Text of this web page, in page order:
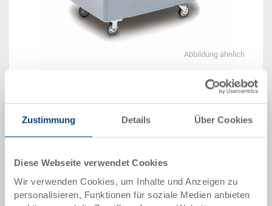
Zustimmung Details Über Cookies
Diese Webseite verwendet Cookies
Wir verwenden Cookies, um Inhalte und Anzeigen zu
personalisieren, Funktionen für soziale Medien anbieten
Abbildung ähnlich
Das Produkt kann nicht online bestellt werden:
ebot anfordern
Artikeldaten
Bestellnummer
80-301-100